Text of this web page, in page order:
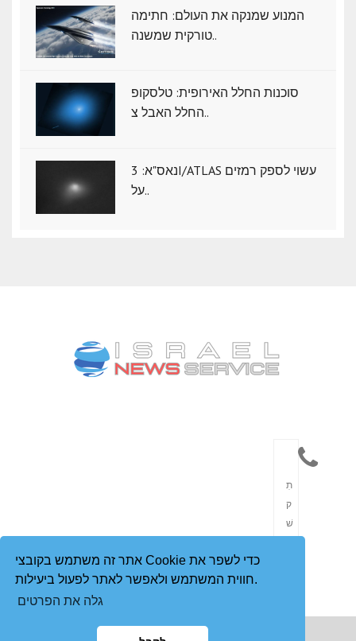
אתר זה משתמש בקובצי Cookie כדי לשפר את
חווית המשתמש ולאפשר לאתר לפעול ביעילות.
גלה את הפרטים
המנוע שמנקה את העולם: חתימה
טורקית שמשנה..
סוכנות החלל האירופית: טלסקופ
החלל האבל צ..
נאס"א: ‏3I/ATLAS עשוי לספק רמזים
על..
תִ
ק
שׁ